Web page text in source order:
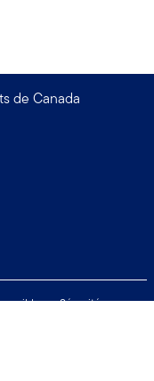
de Canada
Sécurité